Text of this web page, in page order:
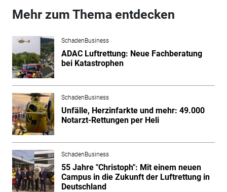
Mehr zum Thema entdecken
SchadenBusiness
ADAC Luftrettung: Neue Fachberatung
bei Katastrophen
SchadenBusiness
Unfälle, Herzinfarkte und mehr: 49.000
Notarzt-Rettungen per Heli
SchadenBusiness
55 Jahre "Christoph": Mit einem neuen
Campus in die Zukunft der Luftrettung in
Deutschland